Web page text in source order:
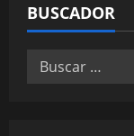
BUSCADOR
Buscar: